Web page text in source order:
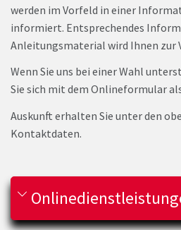
werden im Vorfeld in einer
informiert. Entsprechendes
Anleitungsmaterial wird Ihnen zur
Wenn Sie uns bei einer Wahl
Sie sich mit dem Onlineformular
Auskunft erhalten Sie unter den
Kontaktdaten.